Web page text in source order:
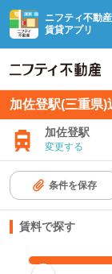
ニフティ不動産
賃貸アプリ
加佐登駅(三重県
加佐登駅
変更する
条件を保存
賃料で探す